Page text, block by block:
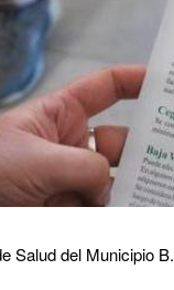
Salud del Municipio B.